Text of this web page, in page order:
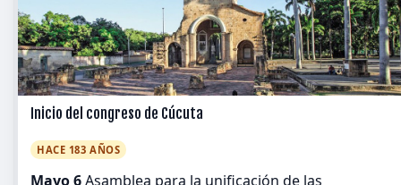
Inicio del congreso de Cúcuta
HACE 183 AÑOS
Mayo 6Asamblea para la unificación de las